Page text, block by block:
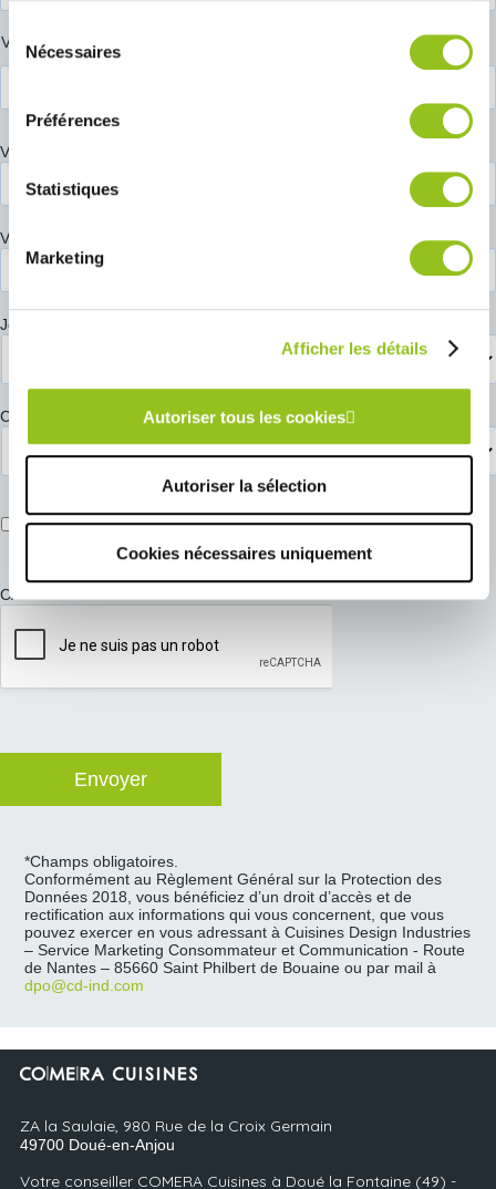
médias sociaux et d'analyser notre trafic. Nous
partageons également des informations sur l'utilisation de
notre site avec nos partenaires de médias sociaux, de
publicité et d'analyse, qui peuvent combiner celles-ci
ou qu'ils ont collectées lors de votre utilisation de leurs
Nécessaires
Préférences
Statistiques
Marketing
Afficher les détails
Autoriser tous les cookies
Autoriser la sélection
Cookies nécessaires uniquement
Votre nom*
Votre adresse e-mail
Votre téléphone
Jour de préférence pour votre RDV
Créneau de préférence pour votre RDV *
J’accepte de recevoir des informations commerciales de la
part de COMERA Cuisines.
CAPTCHA
*Champs obligatoires.
Conformément au Règlement Général sur la Protection des
Données 2018, vous bénéficiez d’un droit d’accès et de
rectification aux informations qui vous concernent, que vous
pouvez exercer en vous adressant à Cuisines Design Industries
– Service Marketing Consommateur et Communication - Route
de Nantes – 85660 Saint Philbert de Bouaine ou par mail à
dpo@cd-ind.com
ZA la Saulaie, 980 Rue de la Croix Germain
49700 Doué-en-Anjou
Votre conseiller COMERA Cuisines à Doué la Fontaine (49) -